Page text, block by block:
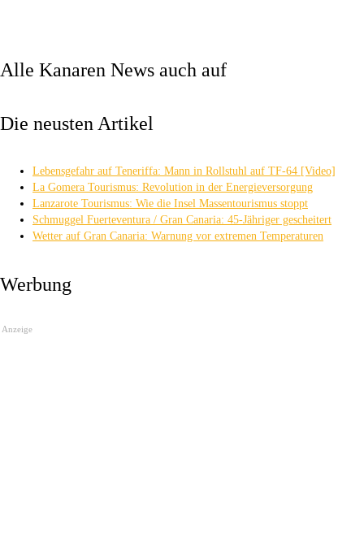
Alle Kanaren News auch auf
Die neusten Artikel
Lebensgefahr auf Teneriffa: Mann in Rollstuhl auf TF-64 [Video]
La Gomera Tourismus: Revolution in der Energieversorgung
Lanzarote Tourismus: Wie die Insel Massentourismus stoppt
Schmuggel Fuerteventura / Gran Canaria: 45-Jähriger gescheitert
Wetter auf Gran Canaria: Warnung vor extremen Temperaturen
Werbung
Anzeige